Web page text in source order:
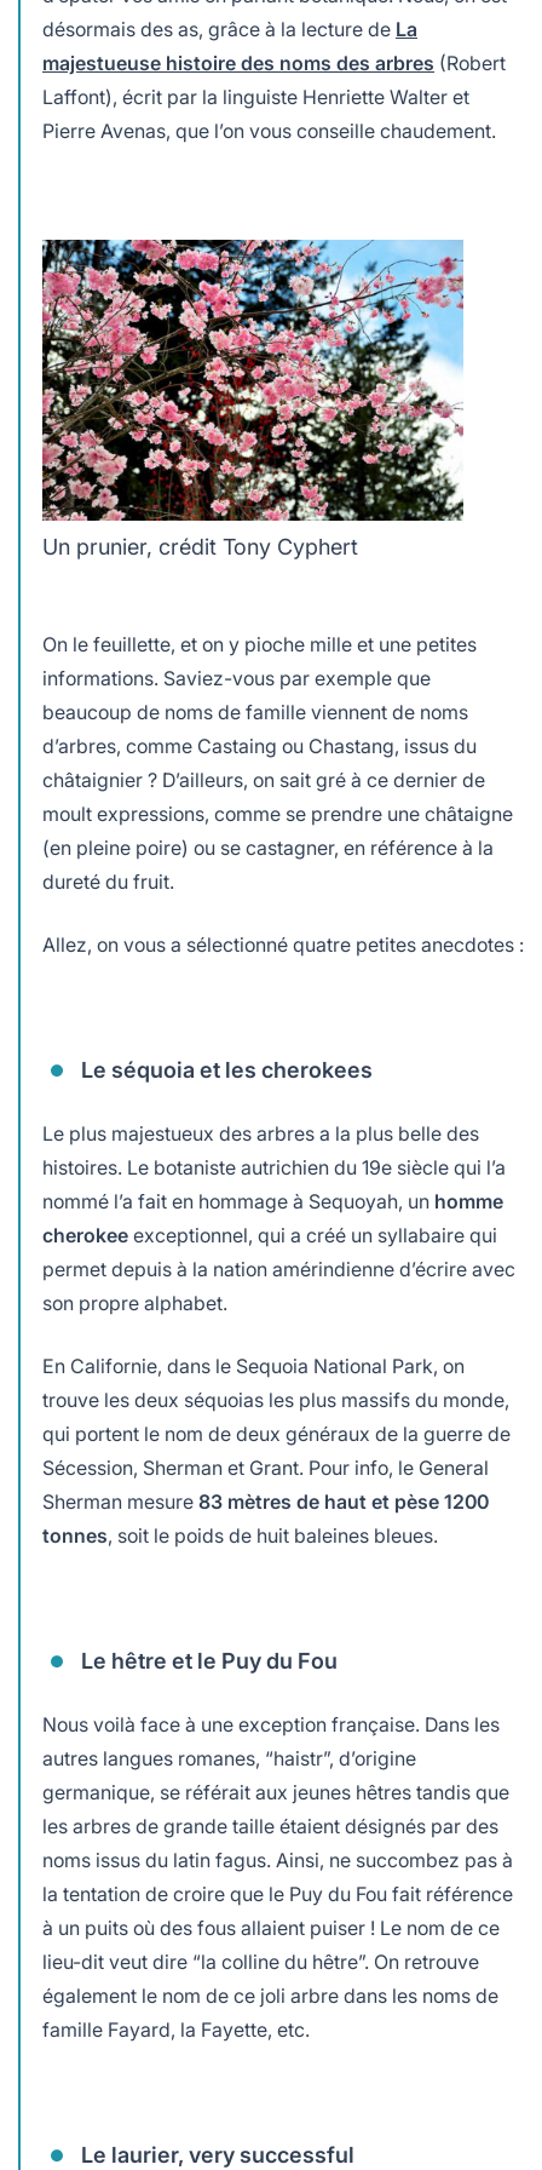
désormais des as, grâce à la lecture de La
majestueuse histoire des noms des arbres (Robert
Laffont), écrit par la linguiste Henriette Walter et
Pierre Avenas, que l’on vous conseille chaudement.
Un prunier, crédit Tony Cyphert
On le feuillette, et on y pioche mille et une petites
informations. Saviez-vous par exemple que
beaucoup de noms de famille viennent de noms
d’arbres, comme Castaing ou Chastang, issus du
châtaignier ? D’ailleurs, on sait gré à ce dernier de
moult expressions, comme se prendre une châtaigne
(en pleine poire) ou se castagner, en référence à la
dureté du fruit.
Allez, on vous a sélectionné quatre petites anecdotes :
Le séquoia et les cherokees
Le plus majestueux des arbres a la plus belle des
histoires. Le botaniste autrichien du 19e siècle qui l’a
nommé l’a fait en hommage à Sequoyah, un homme
cherokee exceptionnel, qui a créé un syllabaire qui
permet depuis à la nation amérindienne d’écrire avec
son propre alphabet.
En Californie, dans le Sequoia National Park, on
trouve les deux séquoias les plus massifs du monde,
qui portent le nom de deux généraux de la guerre de
Sécession, Sherman et Grant. Pour info, le General
Sherman mesure 83 mètres de haut et pèse 1200
tonnes, soit le poids de huit baleines bleues.
Le hêtre et le Puy du Fou
Nous voilà face à une exception française. Dans les
autres langues romanes, “haistr”, d’origine
germanique, se référait aux jeunes hêtres tandis que
les arbres de grande taille étaient désignés par des
noms issus du latin fagus. Ainsi, ne succombez pas à
la tentation de croire que le Puy du Fou fait référence
à un puits où des fous allaient puiser ! Le nom de ce
lieu-dit veut dire “la colline du hêtre”. On retrouve
également le nom de ce joli arbre dans les noms de
famille Fayard, la Fayette, etc.
Le laurier, very successful